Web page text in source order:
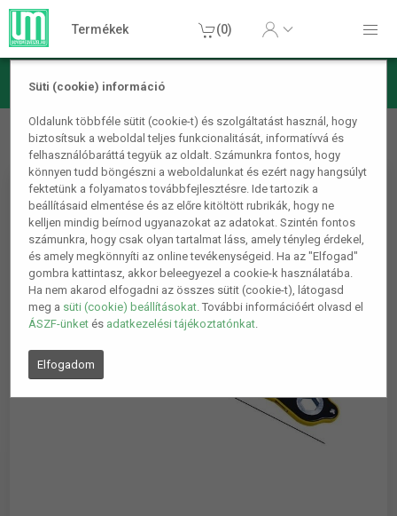
Süti (cookie) információ
Oldalunk többféle sütit (cookie-t) és szolgáltatást használ, hogy
biztosítsuk a weboldal teljes funkcionalitását, informatívvá és
felhasználóbaráttá tegyük az oldalt. Számunkra fontos, hogy
könnyen tudd böngészni a weboldalunkat és ezért nagy hangsúlyt
fektetünk a folyamatos továbbfejlesztésre. Ide tartozik a
beállításaid elmentése és az előre kitöltött rubrikák, hogy ne
kelljen mindig beírnod ugyanazokat az adatokat. Szintén fontos
számunkra, hogy csak olyan tartalmat láss, amely tényleg érdekel,
és amely megkönnyíti az online tevékenységeid. Ha az "Elfogad"
gombra kattintasz, akkor beleegyezel a cookie-k használatába.
Ha nem akarod elfogadni az összes sütit (cookie-t), látogasd
meg a süti (cookie) beállításokat. További információért olvasd el
ÁSZF-ünket és adatkezelési tájékoztatónkat.
Elfogadom
Termékek (0)
Barkács/Szerszám Csavarhúzók
Kulcs trapéz
emelőhöz racsnis hatszögletű kulcs